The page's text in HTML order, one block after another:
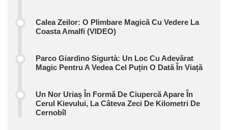
Calea Zeilor: O Plimbare Magică Cu Vedere La
Coasta Amalfi (VIDEO)
Parco Giardino Sigurtà: Un Loc Cu Adevărat
Magic Pentru A Vedea Cel Puțin O Dată În Viață
Un Nor Uriaș În Formă De Ciupercă Apare În
Cerul Kievului, La Câteva Zeci De Kilometri De
Cernobîl